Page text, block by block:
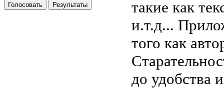
такие как
и.т.д...
того как
до удобства